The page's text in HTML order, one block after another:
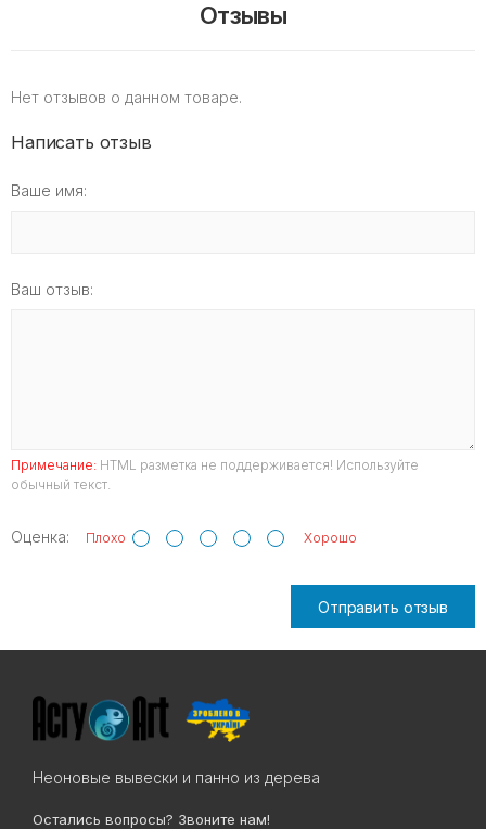
Отзывы
Нет отзывов о данном товаре.
Написать отзыв
Ваше имя:
Ваш отзыв:
Примечание: HTML разметка не поддерживается! Используйте
обычный текст.
Оценка: Плохо Хорошо
Отправить отзыв
Неоновые вывески и панно из дерева
Остались вопросы? Звоните нам!